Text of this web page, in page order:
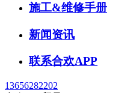
施工&维修手册
新闻资讯
联系合欢APP
13656282202